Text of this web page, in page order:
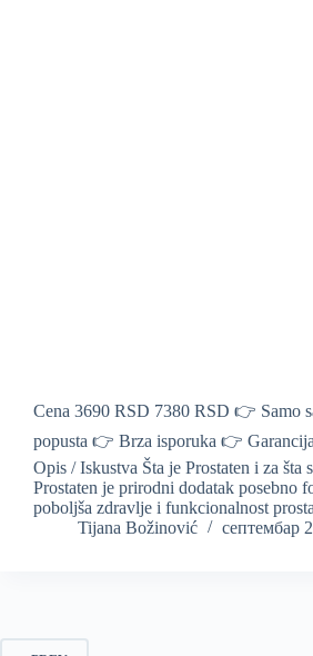
Cena 3690 RSD 7380 RSD 👉 Samo
popusta 👉 Brza isporuka 👉
Opis / Iskustva Šta je Prostaten i za šta
Prostaten je prirodni dodatak posebno
poboljša zdravlje i funkcionalnost
Tijana Božinović
септембар